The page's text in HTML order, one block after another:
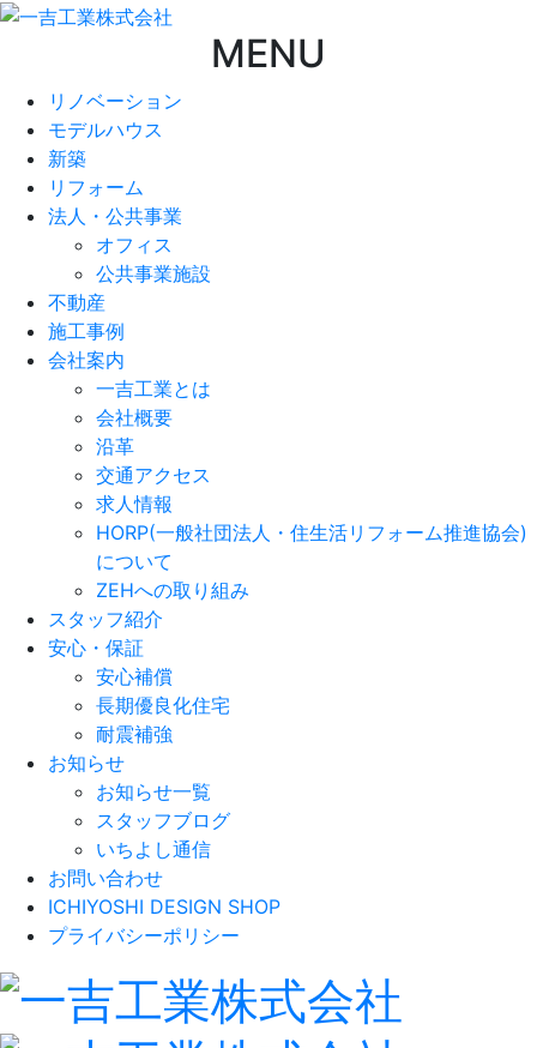
MENU
リノベーション
モデルハウス
新築
リフォーム
法人・公共事業
オフィス
公共事業施設
不動産
施工事例
会社案内
一吉工業とは
会社概要
沿革
交通アクセス
求人情報
HORP(一般社団法人・住生活リフォーム推進協会)
について
ZEHへの取り組み
スタッフ紹介
安心・保証
安心補償
長期優良化住宅
耐震補強
お知らせ
お知らせ一覧
スタッフブログ
いちよし通信
お問い合わせ
ICHIYOSHI DESIGN SHOP
プライバシーポリシー